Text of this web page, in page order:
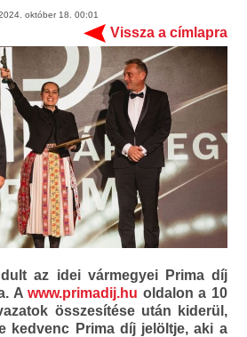
október 18. 00:01
Vissza a címlapra
az idei vármegyei Prima díj
Awww.primadij.hu oldalon a 10
összesítése után kiderül,
kedvenc Prima díj jelöltje, aki a